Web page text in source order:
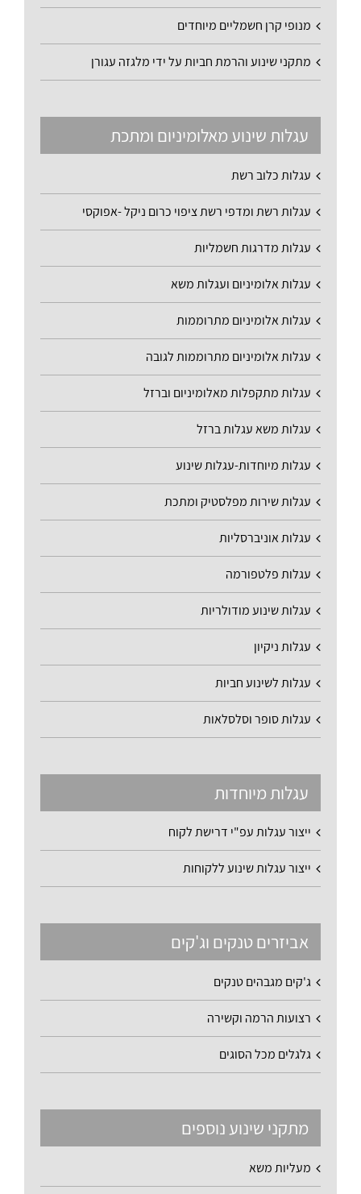
מנופי קרן חשמליים מיוחדים
מתקני שינוע והרמת חביות על ידי מלגזה עגורן
עגלות שינוע מאלומיניום ומתכת
עגלות כלוב רשת
עגלות רשת ומדפי רשת ציפוי כרום ניקל -אפוקסי
עגלות מדרגות חשמליות
עגלות אלומיניום ועגלות משא
עגלות אלומיניום מתרוממות
עגלות אלומיניום מתרוממות לגובה
עגלות מתקפלות מאלומיניום וברזל
עגלות משא עגלות ברזל
עגלות מיוחדות-עגלות שינוע
עגלות שירות מפלסטיק ומתכת
עגלות אוניברסליות
עגלות פלטפורמה
עגלות שינוע מודולריות
עגלות ניקיון
עגלות לשינוע חביות
עגלות סופר וסלסלאות
עגלות מיוחדות
ייצור עגלות עפ"י דרישת לקוח
ייצור עגלות שינוע ללקוחות
אביזרים טנקים וג'קים
ג'קים מגבהים טנקים
רצועות הרמה וקשירה
גלגלים מכל הסוגים
מתקני שינוע נוספים
מעליות משא